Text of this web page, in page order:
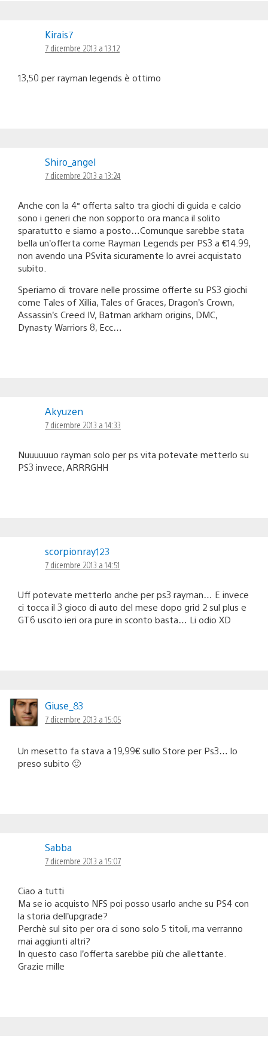
Kirais7
7 dicembre 2013 a 13:12
13,50 per rayman legends è ottimo
Shiro_angel
7 dicembre 2013 a 13:24
Anche con la 4° offerta salto tra giochi di guida e calcio
sono i generi che non sopporto ora manca il solito
sparatutto e siamo a posto…Comunque sarebbe stata
bella un’offerta come Rayman Legends per PS3 a €14.99,
non avendo una PSvita sicuramente lo avrei acquistato
subito.
Speriamo di trovare nelle prossime offerte su PS3 giochi
come Tales of Xillia, Tales of Graces, Dragon’s Crown,
Assassin’s Creed IV, Batman arkham origins, DMC,
Dynasty Warriors 8, Ecc…
Akyuzen
7 dicembre 2013 a 14:33
Nuuuuuuo rayman solo per ps vita potevate metterlo su
PS3 invece, ARRRGHH
scorpionray123
7 dicembre 2013 a 14:51
Uff potevate metterlo anche per ps3 rayman… E invece
ci tocca il 3 gioco di auto del mese dopo grid 2 sul plus e
GT6 uscito ieri ora pure in sconto basta… Li odio XD
Giuse_83
7 dicembre 2013 a 15:05
Un mesetto fa stava a 19,99€ sullo Store per Ps3… lo
preso subito 🙂
Sabba
7 dicembre 2013 a 15:07
Ciao a tutti
Ma se io acquisto NFS poi posso usarlo anche su PS4 con
la storia dell’upgrade?
Perchè sul sito per ora ci sono solo 5 titoli, ma verranno
mai aggiunti altri?
In questo caso l’offerta sarebbe più che allettante.
Grazie mille